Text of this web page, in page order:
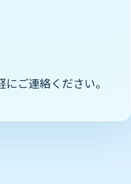
にご連絡ください。